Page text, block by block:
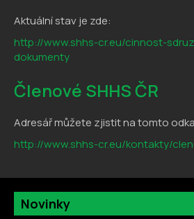
Aktuální stav je zde:
http://www.shhs-cr.eu/cinnost-
dokumenty
Členové SHHS ČR
Adresář můžete zjistit na tomto
http://www.shhs-cr.eu/kontakty/
Novinky